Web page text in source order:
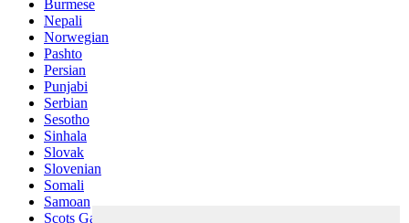
Burmese
Nepali
Norwegian
Pashto
Persian
Punjabi
Serbian
Sesotho
Sinhala
Slovak
Slovenian
Somali
Samoan
Scots Gaelic